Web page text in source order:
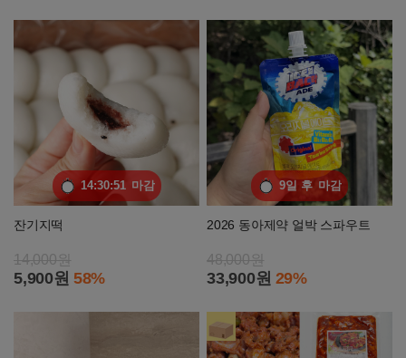
14:30:47 마감
잔기지떡
14,000원
5,900원 58%
9일 후 마감
2026 동아제약 얼박 스파우트
48,000원
33,900원 29%